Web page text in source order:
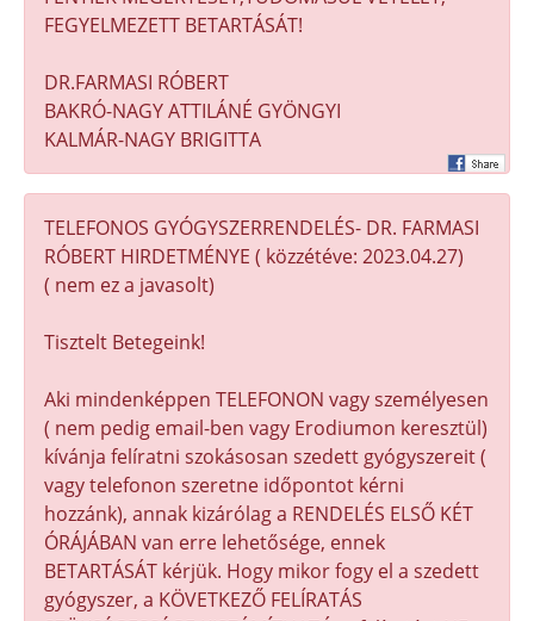
FEGYELMEZETT BETARTÁSÁT!
DR.FARMASI RÓBERT
BAKRÓ-NAGY ATTILÁNÉ GYÖNGYI
KALMÁR-NAGY BRIGITTA
TELEFONOS GYÓGYSZERRENDELÉS- DR. FARMASI
RÓBERT HIRDETMÉNYE ( közzétéve: 2023.04.27)
( nem ez a javasolt)
Tisztelt Betegeink!
Aki mindenképpen TELEFONON vagy személyesen
( nem pedig email-ben vagy Erodiumon keresztül)
kívánja felíratni szokásosan szedett gyógyszereit (
vagy telefonon szeretne időpontot kérni
hozzánk), annak kizárólag a RENDELÉS ELSŐ KÉT
ÓRÁJÁBAN van erre lehetősége, ennek
BETARTÁSÁT kérjük. Hogy mikor fogy el a szedett
gyógyszer, a KÖVETKEZŐ FELÍRATÁS